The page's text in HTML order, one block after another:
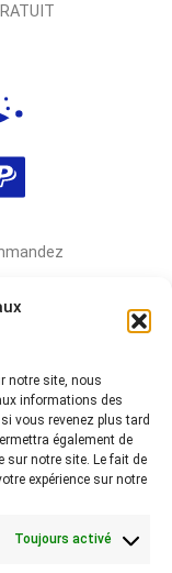
notre site, nous
informations des
vous revenez plus tard
également de
sur notre site. Le fait de
expérience sur notre
Toujours activé
réseaux !
le hashtag